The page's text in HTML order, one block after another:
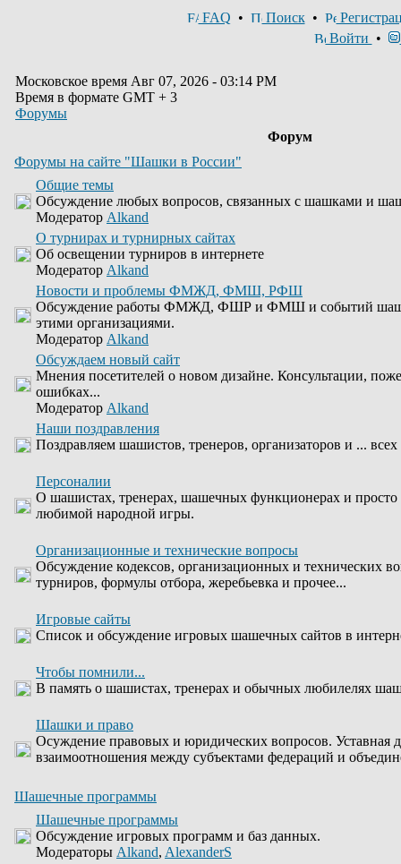
FAQ • Поиск•
Войти •
Московское время Авг 07, 2026 - 03:14 PM
Время в формате GMT + 3
Форумы
Форум
Форумы на сайте "Шашки в России"
Общие темы
Обсуждение любых вопросов, связанных с шашками и
Модератор Alkand
О турнирах и турнирных сайтах
Об освещении турниров в интернете
Модератор Alkand
Новости и проблемы ФМЖД, ФМШ, РФШ
Обсуждение работы ФМЖД, ФШР и ФМШ и событий
этими организациями.
Модератор Alkand
Обсуждаем новый сайт
Мнения посетителей о новом дизайне. Консультации,
ошибках...
Модератор Alkand
Наши поздравления
Поздравляем шашистов, тренеров, организаторов и ...
Персоналии
О шашистах, тренерах, шашечных функционерах и
любимой народной игры.
Организационные и технические вопросы
Обсуждение кодексов, организационных и технических
турниров, формулы отбора, жеребьевка и прочее...
Игровые сайты
Список и обсуждение игровых шашечных сайтов в
Чтобы помнили...
В память о шашистах, тренерах и обычных любилелях
Шашки и право
Осуждение правовых и юридических вопросов. Уставная
взаимоотношения между субъектами федераций и
Шашечные программы
Шашечные программы
Обсуждение игровых программ и баз данных.
Модераторы Alkand, AlexanderS